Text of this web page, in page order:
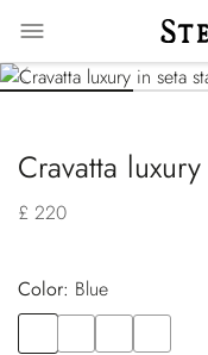
Cravatta
£ 220
Color:
blue